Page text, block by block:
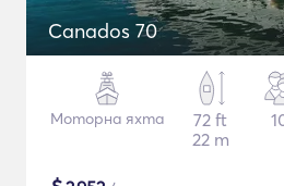
Canados 70
Моторна яхта
72 ft
22 m